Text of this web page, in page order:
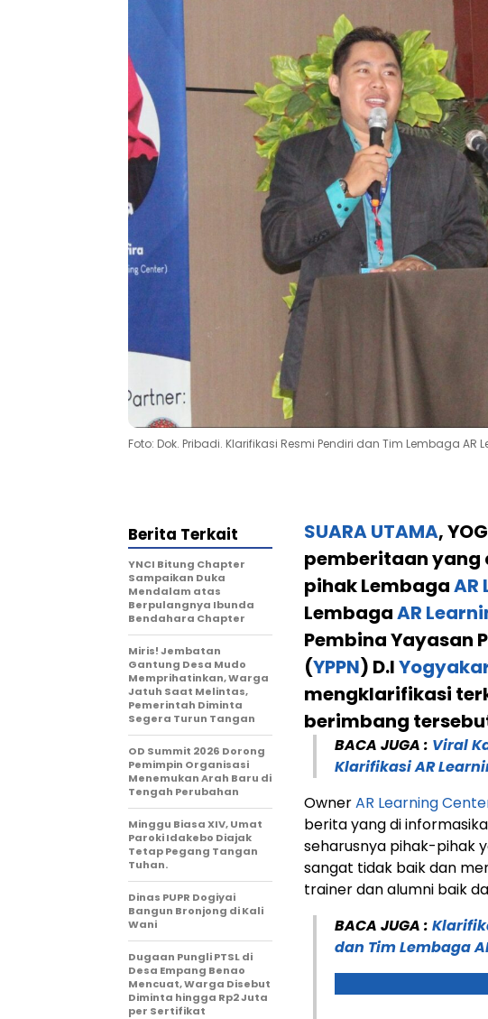
Foto: Dok. Pribadi. Klarifikasi Resmi Pendiri dan Tim Lembaga
SUARA UTAMA,
pemberitaan
pihak LembagaAR
LembagaAR
Pembina Yayasan
(YPPN) D.I
mengklarifikasi
berimbang
BACA JUGA : Viral
Klarifikasi AR
OwnerAR Learning
berita yang di
seharusnya pihak-pihak
sangat tidak baik dan
trainer dan alumni baik
BACA JUGA :
dan Tim Lembaga
Berita Terkait
YNCI Bitung Chapter
Sampaikan Duka
Mendalam atas
Berpulangnya Ibunda
Bendahara Chapter
Miris! Jembatan
Gantung Desa Mudo
Memprihatinkan, Warga
Jatuh Saat Melintas,
Pemerintah Diminta
Segera Turun Tangan
OD Summit 2026 Dorong
Pemimpin Organisasi
Menemukan Arah Baru di
Tengah Perubahan
Minggu Biasa XIV, Umat
Paroki Idakebo Diajak
Tetap Pegang Tangan
Tuhan.
Dinas PUPR Dogiyai
Bangun Bronjong di Kali
Wani
Dugaan Pungli PTSL di
Desa Empang Benao
Mencuat, Warga Disebut
Diminta hingga Rp2 Juta
per Sertifikat